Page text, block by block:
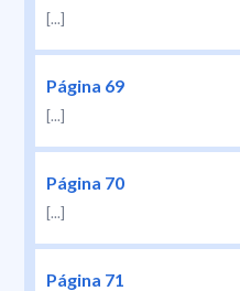
[...]
Página 69
[...]
Página 70
[...]
Página 71